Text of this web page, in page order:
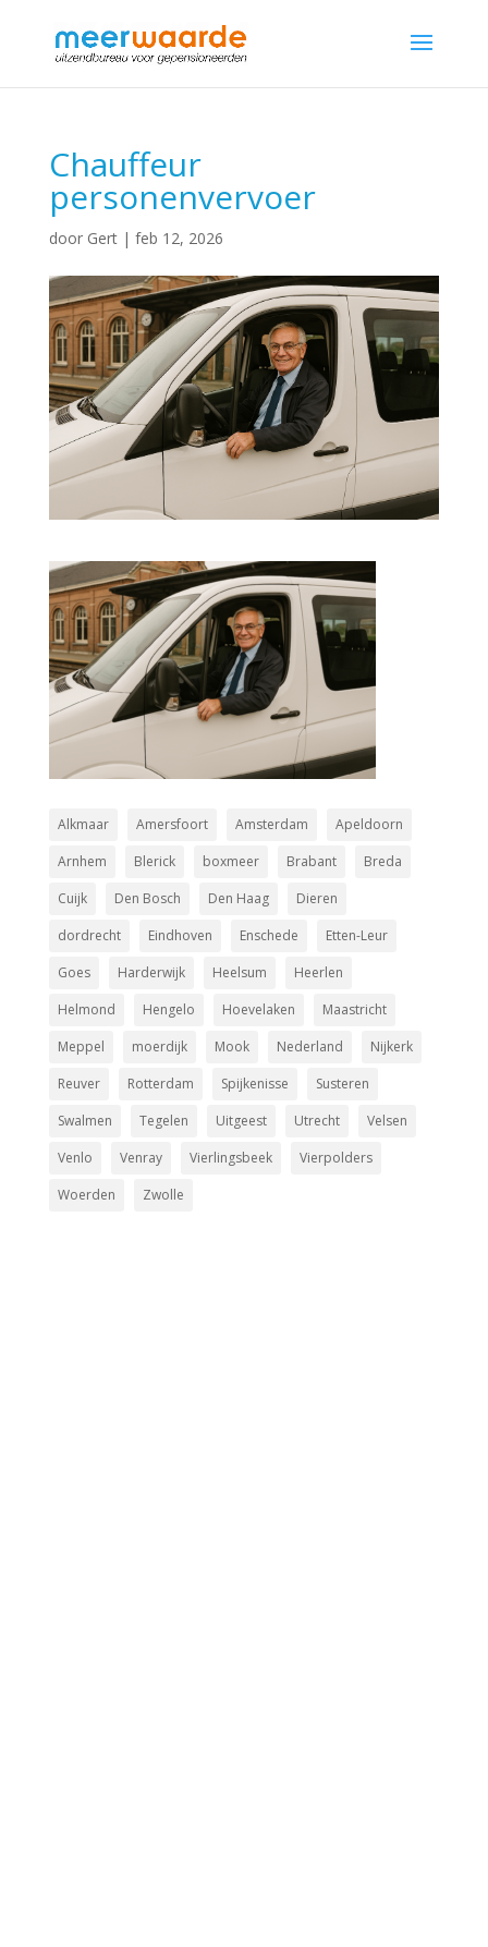
Chauffeur
personenvervoer
door Gert| feb 12, 2026
Alkmaar Amersfoort Amsterdam
Apeldoorn
Arnhem
Blerick boxmeer Brabant
Breda
Cuijk
Den Bosch Den Haag
Dieren
dordrecht
Eindhoven Enschede
Etten-Leur
Goes
Harderwijk Heelsum
Heerlen
Helmond
Hengelo Hoevelaken
Maastricht
Meppel
moerdijk Mook Nederland
Nijkerk
Reuver
Rotterdam Spijkenisse
Susteren
Swalmen
Tegelen Uitgeest Utrecht
Velsen
Venlo
Venray Vierlingsbeek
Vierpolders
Woerden
Zwolle